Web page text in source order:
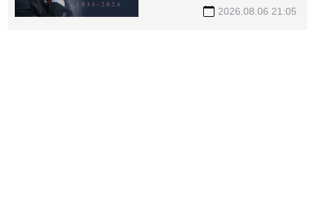
2026.08.06 21:05